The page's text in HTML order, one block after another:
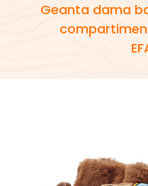
Geanta dama